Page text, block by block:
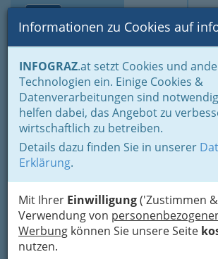
Suche
Informationen zu Cookies auf
INFOGRAZ.at setzt Cookies und
Technologien ein. Einige Cookies &
Datenverarbeitungen sind
helfen dabei, das Angebot zu
wirtschaftlich zu betreiben.
Details dazu finden Sie in unserer
Erklärung.
Mit Ihrer Einwilligung('Zustimmen
Verwendung von
Werbung können Sie unsere Seite
nutzen.
Home Branchen
Einkaufen & Schenken -
Handel in Graz
Spezielles Einkaufen und
Handelsagenten
Handelsvertreter
Michael Duller
Waltendorfer Hauptstraße 84, 8010
Karte
Adresse mit Google Maps anschauen